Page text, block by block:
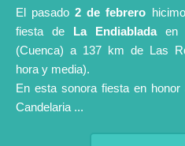
El pasado2 de febrero
fiesta de La Endiabladaen
(Cuenca) a 137 km de Las
hora y media).
En esta sonora fiesta en
Candelaria ...